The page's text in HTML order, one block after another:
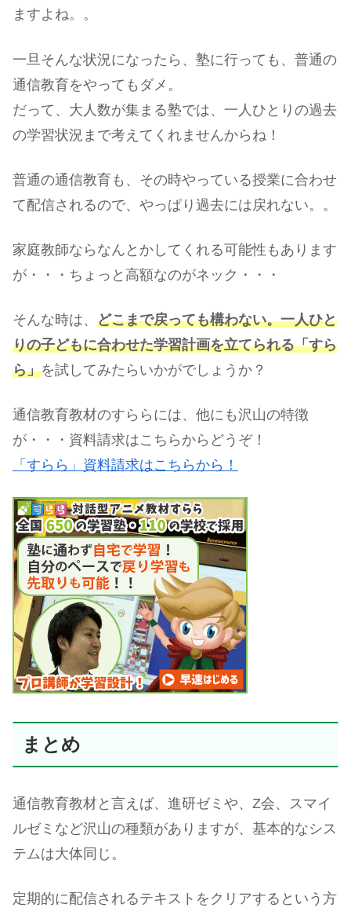
ますよね。。
一旦そんな状況になったら、塾に行っても、普通の
通信教育をやってもダメ。
だって、大人数が集まる塾では、一人ひとりの過去
の学習状況まで考えてくれませんからね！
普通の通信教育も、その時やっている授業に合わせ
て配信されるので、やっぱり過去には戻れない。。
家庭教師ならなんとかしてくれる可能性もあります
が・・・ちょっと高額なのがネック・・・
そんな時は、 どこまで戻っても構わない。一人ひと
りの子どもに合わせた学習計画を立てられる「すら
ら」を試してみたらいかがでしょうか？
通信教育教材のすららには、他にも沢山の特徴
が・・・資料請求はこちらからどうぞ！
「すらら」資料請求はこちらから！
まとめ
通信教育教材と言えば、進研ゼミや、Z会、スマイ
ルゼミなど沢山の種類がありますが、基本的なシス
テムは大体同じ。
定期的に配信されるテキストをクリアするという方